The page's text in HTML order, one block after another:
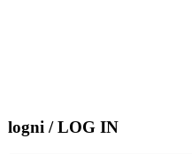
logni / LOG IN